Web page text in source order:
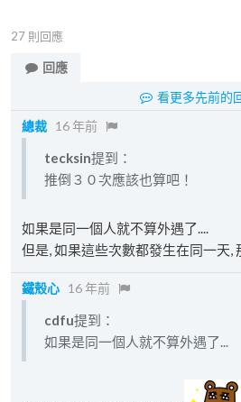
27 則回應
回應
看更多先前的
總裁 16 年前
tecksin提到：
推倒３０次應該也算吧！
如果是同一個人就不算外遇了....
但是, 如果這些次數都發生在同一天,
鐵殼心 16 年前
cdfu提到：
如果是同一個人就不算外遇了...